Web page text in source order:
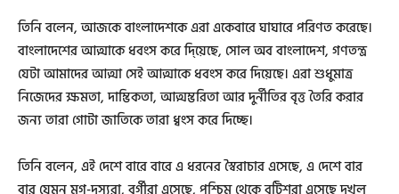
তিনি বলেন, আজকে বাংলাদেশকে এরা একেবারে ঘাঘারে পরিণত করেছে।
বাংলাদেশের আত্মাকে ধবংস করে দি্য়েছে, সোল অব বাংলাদেশ, গণতন্ত্র
যেটা আমাদের আত্মা সেই আত্মাকে ধবংস করে দিয়েছে। এরা শুধুমাত্র
নিজেদের ক্ষমতা, দাম্ভিকতা, আত্মম্ভরিতা আর দুর্নীতির বৃত্ত তৈরি করার
জন্য তারা গোটা জাতিকে তারা ধ্বংস করে দিচ্ছে।
তিনি বলেন, এই দেশে বারে বারে এ ধরনের স্বৈরাচার এসেছে, এ দেশে বার